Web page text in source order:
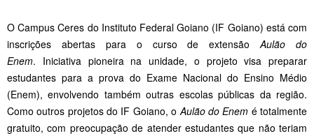
O Campus Ceres do Instituto Federal Goiano (IF Goiano) está com
inscrições abertas para o curso de extensãoAulão do
Enem. Iniciativa pioneira na unidade, o projeto visa preparar
estudantes para a prova do Exame Nacional do Ensino Médio
(Enem), envolvendo também outras escolas públicas da região.
Como outros projetos do IF Goiano, o Aulão do Enem é totalmente
gratuito, com preocupação de atender estudantes que não teriam